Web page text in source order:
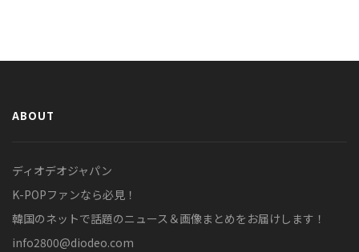
ABOUT
ディオデオジャパン
K-POPファンなら必見！
韓国のネットで話題のニュース＆画像まとめをお届けします！
info2800@diodeo.com